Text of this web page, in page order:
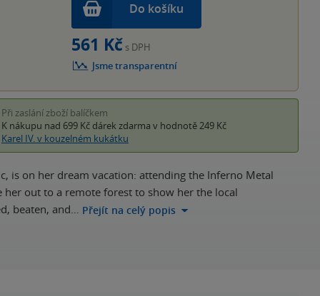
Do košíku
561 Kč s DPH
Jsme transparentní
Při zaslání zboží balíčkem
K nákupu nad 699 Kč dárek zdarma v hodnotě 249 Kč
Karel IV. v kouzelném kukátku
is on her dream vacation: attending the Inferno Metal
her out to a remote forest to show her the local
beaten, and… Přejít na celý popis